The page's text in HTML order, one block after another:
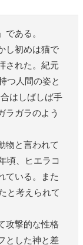
ある。
し初めは猫で
された。紀元
つ人間の姿と
はしばしば手
ラガラのよう
物と言われて
頃、ヒエラコ
ている。また
と考えられて
攻撃的な性格
とした神と差